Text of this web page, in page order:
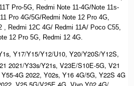
Pro-5G, Redmi Note 11-4G/Note 11s-
Pro 4G/5G/Redmi Note 12 Pro 4G,
, Redmi 12C 4G/ Redmi 11A/ Poco C55,
12 Pro 5G, Redmi 12 4G.
Y17/Y15/Y12/U10, Y20/Y20S/Y12S,
2021/Y33s/Y21s, V23E/S10E-5G, V21
4G 2022, Y02s, Y16 4G/5G, Y22S 4G